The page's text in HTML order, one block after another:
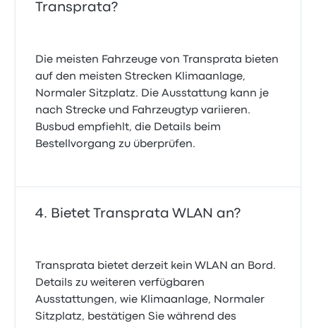
Transprata?
Die meisten Fahrzeuge von Transprata bieten
auf den meisten Strecken Klimaanlage,
Normaler Sitzplatz. Die Ausstattung kann je
nach Strecke und Fahrzeugtyp variieren.
Busbud empfiehlt, die Details beim
Bestellvorgang zu überprüfen.
Bietet Transprata WLAN an?
Transprata bietet derzeit kein WLAN an Bord.
Details zu weiteren verfügbaren
Ausstattungen, wie Klimaanlage, Normaler
Sitzplatz, bestätigen Sie während des